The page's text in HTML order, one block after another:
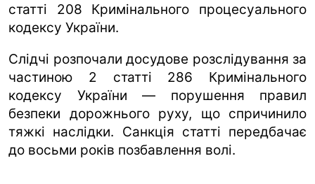
статті 208 Кримінального процесуального
кодексу України.
Слідчі розпочали досудове розслідування за
частиною 2 статті 286 Кримінального
кодексу України — порушення правил
безпеки дорожнього руху, що спричинило
тяжкі наслідки. Санкція статті передбачає
до восьми років позбавлення волі.